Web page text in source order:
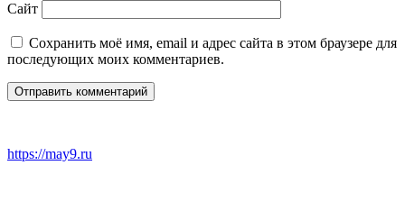
Сайт
Сохранить моё имя, email и адрес сайта в этом браузере для
последующих моих комментариев.
https://may9.ru